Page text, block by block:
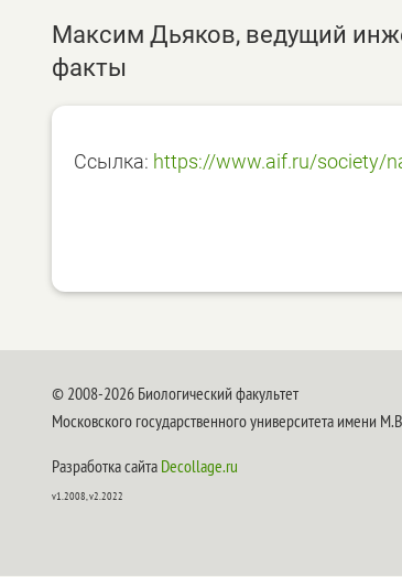
Максим Дьяков, ведущий
факты
Ссылка: https://www.aif.ru/society/
© 2008-2026 Биологический факультет
Московского государственного университета имени
Разработка сайта Decollage.ru
v1.2008, v2.2022